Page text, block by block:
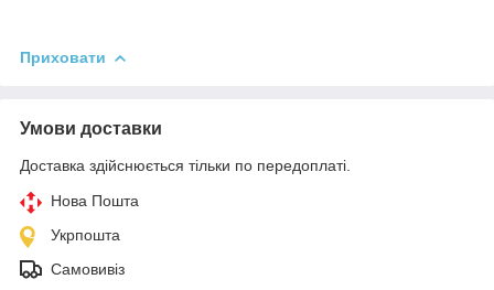
Приховати
Умови доставки
Доставка здійснюється тільки по передоплаті.
Нова Пошта
Укрпошта
Самовивіз